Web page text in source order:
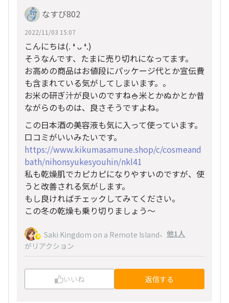
なすび802
2022/11/03 15:07
こんにちは(⁠.⁠ ⁠❛⁠ ⁠ᴗ⁠ ⁠❛⁠.⁠)
そうなんです、たまに売り切れになってます。
お高めの商品はお値段にパッケージ代とか宣伝費
も含まれている気がしてしまいます。。
お米の研ぎ汁が良いのですね🍚米とかぬかとか昔
ながらのものは、良さそうですよね。
この日本酒の美容液も気に入って使っています。
口コミがいいみたいです。
https://www.kikumasamune.shop/c/cosmeand
bath/nihonsyukesyouhin/nkl41
私も乾燥肌でカピカピになりやすいのですが、使
うと改善される気がします。
もし良ければチェックしてみてください。
この冬の乾燥も乗り切りましょう〜
Saki Kingdom on a Remote Island、 他1人
がリアクション
いいね 返信する